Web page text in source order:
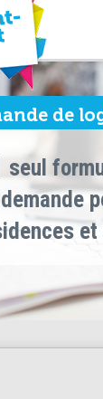
de
seul